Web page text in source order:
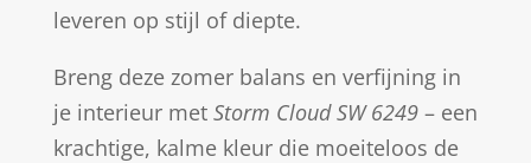
leveren op stijl of diepte.
Breng deze zomer balans en verfijning in
je interieur met Storm Cloud SW 6249– een
krachtige, kalme kleur die moeiteloos de